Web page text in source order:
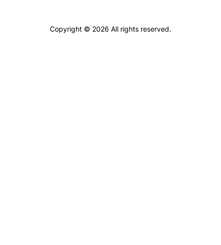
Copyright © 2026 All rights reserved.